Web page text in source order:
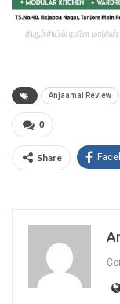
திருச்சியில் நவீன
Anjaamai Review
0
Share